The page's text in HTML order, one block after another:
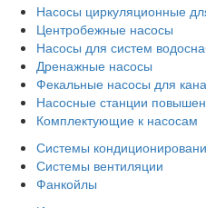
Насосы циркуляционные
Центробежные насосы
Насосы для систем
Дренажные насосы
Фекальные насосы для
Насосные станции
Комплектующие к насосам
Системы
Системы вентиляции
Фанкойлы